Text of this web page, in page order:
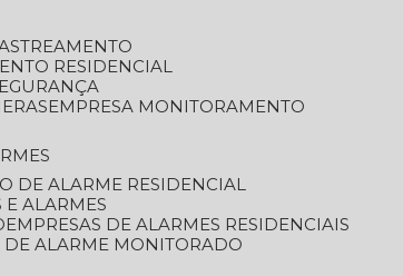
RESIDENCIAL
EMPRESA MONITORAMENTO
DE ALARME RESIDENCIAL
E ALARMES
EMPRESAS DE ALARMES RESIDENCIAIS
DE ALARME MONITORADO